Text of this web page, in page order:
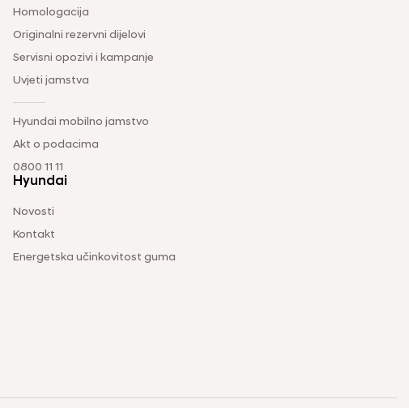
Homologacija
Originalni rezervni dijelovi
Servisni opozivi i kampanje
Uvjeti jamstva
Hyundai mobilno jamstvo
Akt o podacima
0800 11 11
Hyundai
Novosti
Kontakt
Energetska učinkovitost guma